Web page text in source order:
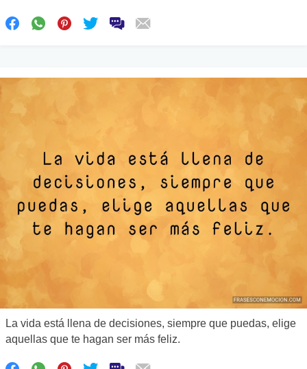
La vida está llena de decisiones, siempre que puedas, elige
aquellas que te hagan ser más feliz.